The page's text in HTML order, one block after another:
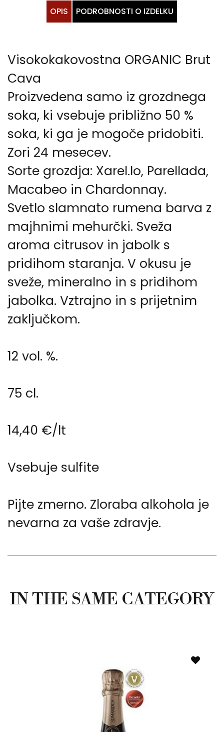
OPIS PODROBNOSTI O IZDELKU
Visokokakovostna ORGANIC Brut
Cava
Proizvedena samo iz grozdnega
soka, ki vsebuje približno 50 %
soka, ki ga je mogoče pridobiti.
Zori 24 mesecev.
Sorte grozdja: Xarel.lo, Parellada,
Macabeo in Chardonnay.
Svetlo slamnato rumena barva z
majhnimi mehurčki. Sveža
aroma citrusov in jabolk s
pridihom staranja. V okusu je
sveže, mineralno in s pridihom
jabolka. Vztrajno in s prijetnim
zaključkom.
12 vol. %.
75 cl.
14,40 €/lt
Vsebuje sulfite
Pijte zmerno. Zloraba alkohola je
nevarna za vaše zdravje.
IN THE SAME CATEGORY